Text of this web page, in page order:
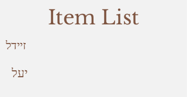
Item List
זיידל
יעל